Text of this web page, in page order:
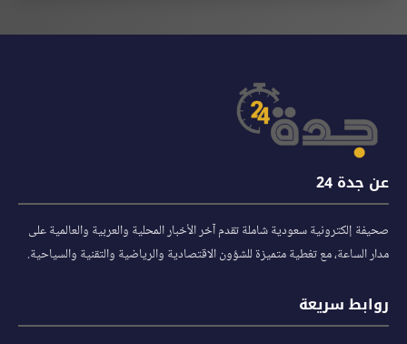
عن جدة 24
صحيفة إلكترونية سعودية شاملة تقدم آخر الأخبار المحلية والعربية والعالمية على
مدار الساعة، مع تغطية متميزة للشؤون الاقتصادية والرياضية والتقنية والسياحية.
روابط سريعة